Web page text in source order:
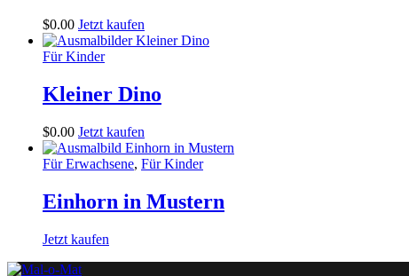
$0.00 Jetzt kaufen
Für Kinder
Kleiner Dino
$0.00 Jetzt kaufen
Für Erwachsene, Für Kinder
Einhorn in Mustern
Jetzt kaufen